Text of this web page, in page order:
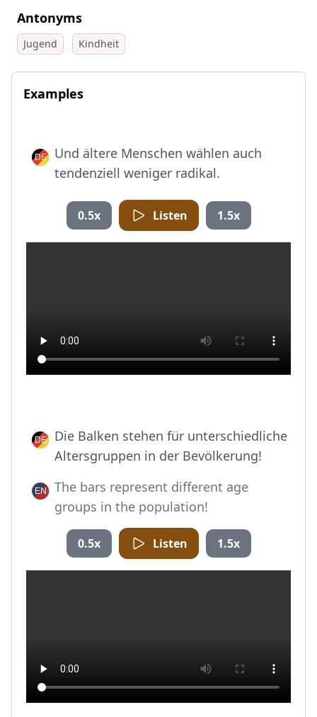
Antonyms
Jugend Kindheit
Examples
Und ältere Menschen wählen auch
tendenziell weniger radikal.
0.5x Listen 1.5x
Die Balken stehen für unterschiedliche
Altersgruppen in der Bevölkerung!
The bars represent different age
groups in the population!
0.5x Listen 1.5x